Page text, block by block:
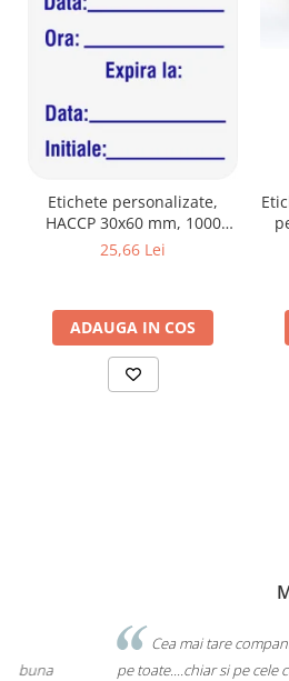
Etichete personalizate,
HACCP 30x60 mm, 1000
buc/rola
25,66 Lei
ADAUGA IN COS
Marius
Cea mai tare companie. Ai nevoie
pe toate....chiar si pe cele care inca nu